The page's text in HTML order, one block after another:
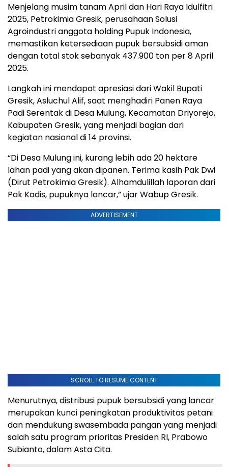
Menjelang musim tanam April dan Hari Raya Idulfitri
2025, Petrokimia Gresik, perusahaan Solusi
Agroindustri anggota holding Pupuk Indonesia,
memastikan ketersediaan pupuk bersubsidi aman
dengan total stok sebanyak 437.900 ton per 8 April
2025.
Langkah ini mendapat apresiasi dari Wakil Bupati
Gresik, Asluchul Alif, saat menghadiri Panen Raya
Padi Serentak di Desa Mulung, Kecamatan Driyorejo,
Kabupaten Gresik, yang menjadi bagian dari
kegiatan nasional di 14 provinsi.
“Di Desa Mulung ini, kurang lebih ada 20 hektare
lahan padi yang akan dipanen. Terima kasih Pak Dwi
(Dirut Petrokimia Gresik). Alhamdulillah laporan dari
Pak Kadis, pupuknya lancar,” ujar Wabup Gresik.
ADVERTISEMENT
SCROLL TO RESUME CONTENT
Menurutnya, distribusi pupuk bersubsidi yang lancar
merupakan kunci peningkatan produktivitas petani
dan mendukung swasembada pangan yang menjadi
salah satu program prioritas Presiden RI, Prabowo
Subianto, dalam Asta Cita.